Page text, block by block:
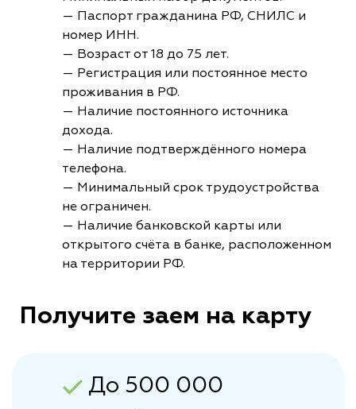
— Паспорт гражданина РФ, СНИЛС и
номер ИНН.
— Возраст от 18 до 75 лет.
— Регистрация или постоянное место
проживания в РФ.
— Наличие постоянного источника
дохода.
— Наличие подтверждённого номера
телефона.
— Минимальный срок трудоустройства
не ограничен.
— Наличие банковской карты или
открытого счёта в банке, расположенном
на территории РФ.
Получите заем на карту
До 500 000